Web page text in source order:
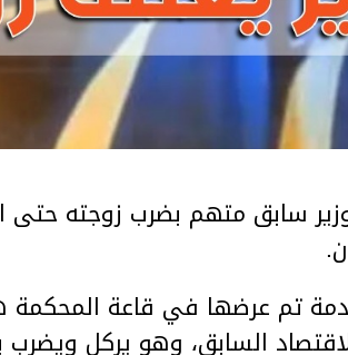
سابق متهم بضرب زوجته حتى
تم عرضها في قاعة المحكمة
السابق، وهو يركل